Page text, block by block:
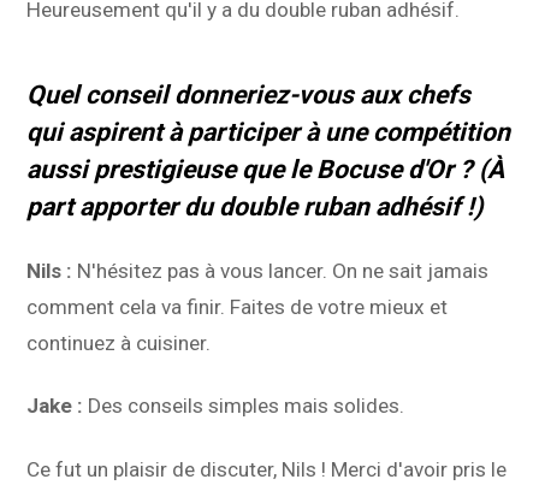
Heureusement qu'il y a du double ruban adhésif.
Quel conseil donneriez-vous aux chefs
qui aspirent à participer à une compétition
aussi prestigieuse que le Bocuse d'Or ? (À
part apporter du double ruban adhésif !)
Nils : N'hésitez pas à vous lancer. On ne sait jamais
comment cela va finir. Faites de votre mieux et
continuez à cuisiner.
Jake : Des conseils simples mais solides.
Ce fut un plaisir de discuter, Nils ! Merci d'avoir pris le